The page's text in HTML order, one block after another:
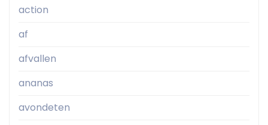
action
af
afvallen
ananas
avondeten